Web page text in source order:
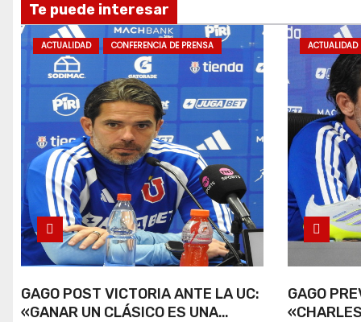
Te puede interesar
ACTUALIDAD CONFERENCIA DE PRENSA
GAGO POST VICTORIA ANTE LA UC:
«GANAR UN CLÁSICO ES UNA
ACTUALIDAD
GAGO